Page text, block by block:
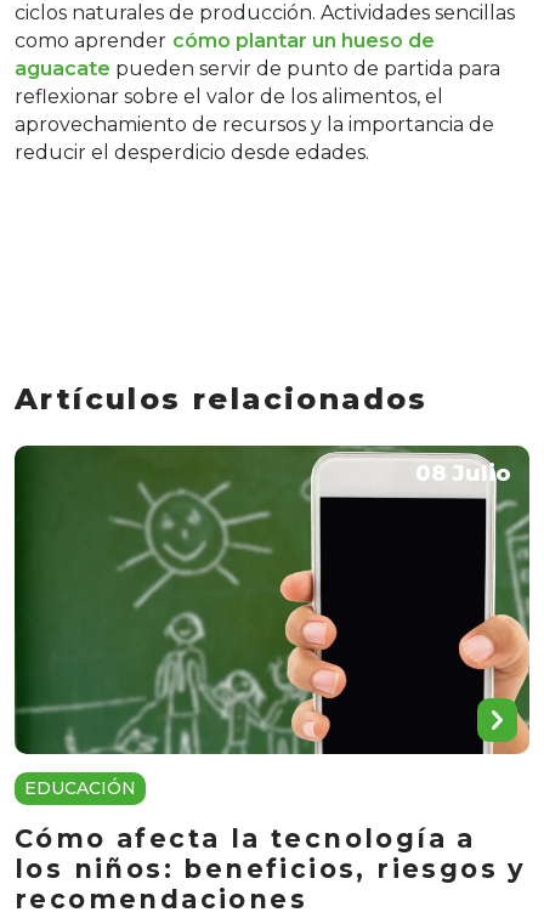
ciclos naturales de producción. Actividades sencillas
como aprender cómo plantar un hueso de
aguacate pueden servir de punto de partida para
reflexionar sobre el valor de los alimentos, el
aprovechamiento de recursos y la importancia de
reducir el desperdicio desde edades.
Artículos relacionados
08 Julio
EDUCACIÓN
Cómo afecta la tecnología a
los niños: beneficios, riesgos y
recomendaciones